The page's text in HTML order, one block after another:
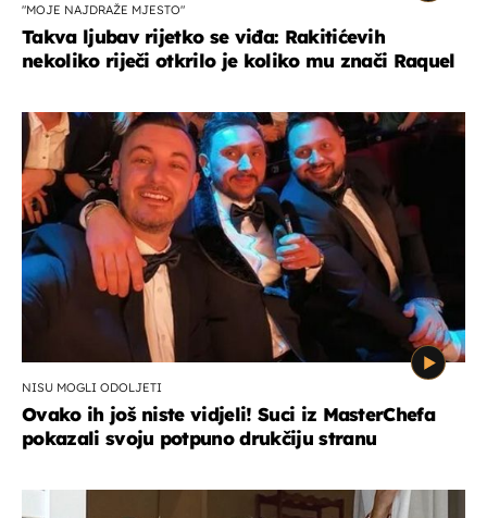
"MOJE NAJDRAŽE MJESTO"
Takva ljubav rijetko se viđa: Rakitićevih
nekoliko riječi otkrilo je koliko mu znači Raquel
NISU MOGLI ODOLJETI
Ovako ih još niste vidjeli! Suci iz MasterChefa
pokazali svoju potpuno drukčiju stranu